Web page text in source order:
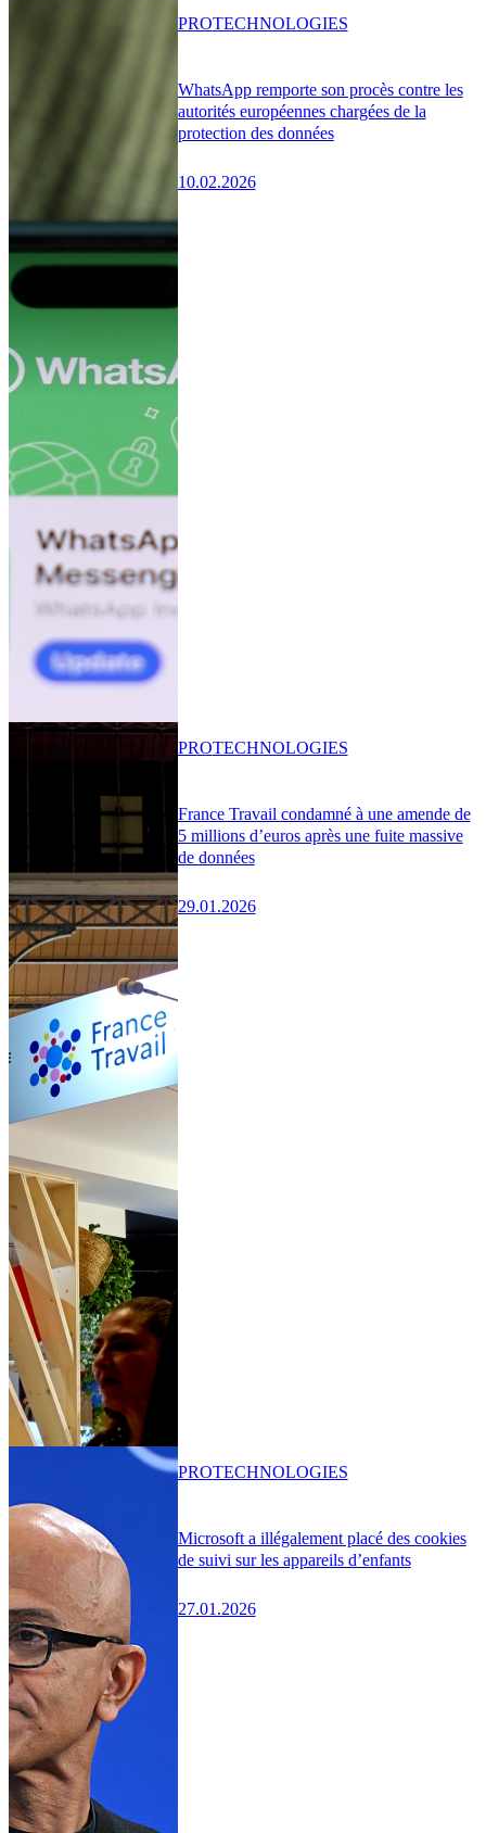
WhatsApp remporte son procès contre les
autorités européennes chargées de la
protection des données
10.02.2026
PROTECHNOLOGIES
France Travail condamné à une amende de
5 millions d’euros après une fuite massive
de données
29.01.2026
PROTECHNOLOGIES
Microsoft a illégalement placé des cookies
de suivi sur les appareils d’enfants
27.01.2026
PROTECHNOLOGIES